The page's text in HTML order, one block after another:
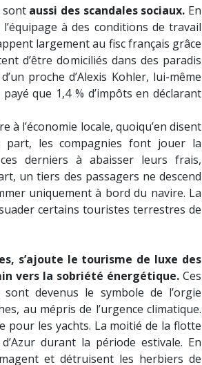
massive de l’environnement. Le gaz
réduit les émissions de dioxyde de
utilisé par la grande majorité de ses
grâce au GNL seront rapidement
le GNL américain est issu à 80 % de
de l’eau. Pour le transporter, sa
mentaires, raison pour laquelle la
d’en réimporter avec le terminal
des eaux usées non traitées et les
qui sont dans 80 % des cas à boucle
% des rejets des eaux de lavage des
on Clean Transportation. Ces
la flore marines.
sont aussi des scandales sociaux.En
à des conditions de travail
largement au fisc français grâce
d’être domiciliés dans des paradis
proche d’Alexis Kohler, lui-même